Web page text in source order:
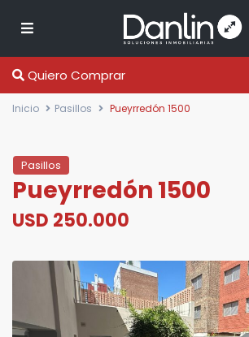
Quiero Comprar
Inicio Pasillos Pueyrredón 1500
Pasillos
Pueyrredón 1500
USD 250.000